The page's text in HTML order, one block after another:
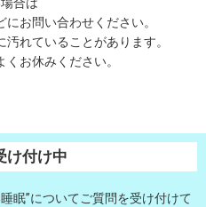
お問い合わせください。
れていることがあります。
お休みください。
け付け中
眠”についてご質問を受け付けて